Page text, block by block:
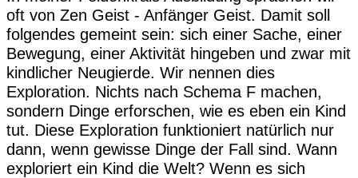
oft von Zen Geist - Anfänger Geist. Damit soll
folgendes gemeint sein: sich einer Sache, einer
Bewegung, einer Aktivität hingeben und zwar mit
kindlicher Neugierde. Wir nennen dies
Exploration. Nichts nach Schema F machen,
sondern Dinge erforschen, wie es eben ein Kind
tut. Diese Exploration funktioniert natürlich nur
dann, wenn gewisse Dinge der Fall sind. Wann
exploriert ein Kind die Welt? Wenn es sich